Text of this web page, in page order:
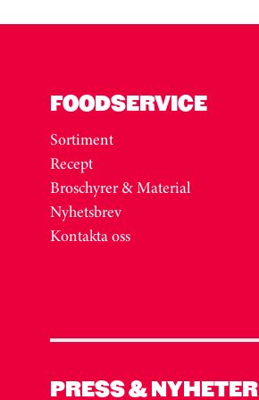
FOODSERVICE
Sortiment
Recept
Broschyrer & Material
Nyhetsbrev
Kontakta oss
PRESS & NYHETER